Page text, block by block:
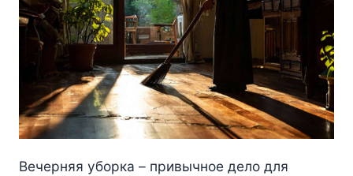
Вечерняя уборка – привычное дело для